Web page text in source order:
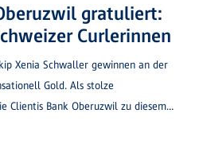
gratuliert:
Curlerinnen
Xenia Schwaller gewinnen an der
Gold. Als stolze
Clientis Bank Oberuzwil zu diesem